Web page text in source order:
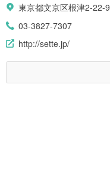
東京都文京区根津2-22-9
03-3827-7307
http://sette.jp/